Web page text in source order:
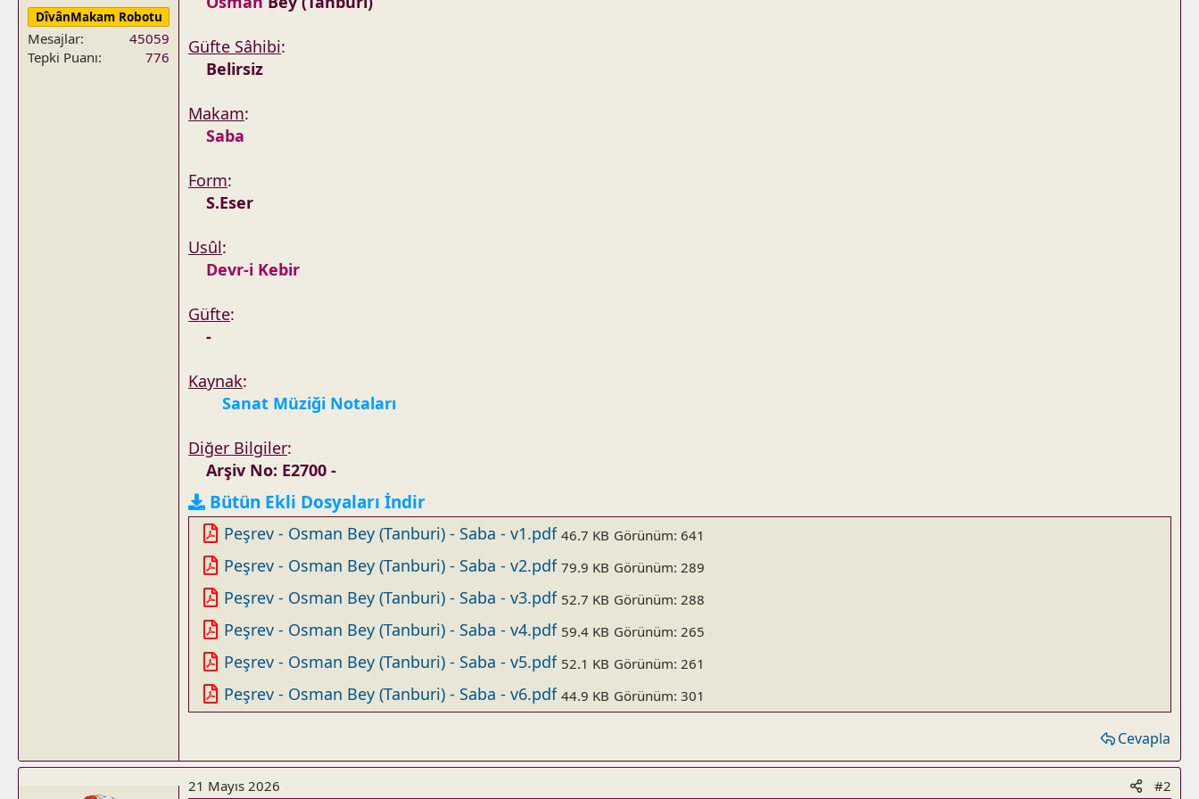
DîvânMakam Robotu
Mesajlar
45059
Tepki Puanı
776 Güfte Sâhibi:
Belirsiz
Makam:
Saba
Form:
S.Eser
Usûl:
Devr-i Kebir
Güfte:
-
Kaynak:
Sanat Müziği Notaları
Diğer Bilgiler:
Arşiv No: E2700 -
Bütün Ekli Dosyaları İndir
Peşrev - Osman Bey (Tanburi) - Saba - v1.pdf 46.7 KB Görünüm: 641
Peşrev - Osman Bey (Tanburi) - Saba - v2.pdf 79.9 KB Görünüm: 289
Peşrev - Osman Bey (Tanburi) - Saba - v3.pdf 52.7 KB Görünüm: 288
Peşrev - Osman Bey (Tanburi) - Saba - v4.pdf 59.4 KB Görünüm: 265
Peşrev - Osman Bey (Tanburi) - Saba - v5.pdf 52.1 KB Görünüm: 261
Peşrev - Osman Bey (Tanburi) - Saba - v6.pdf 44.9 KB Görünüm: 301
Cevapla
21 Mayıs 2026 #2